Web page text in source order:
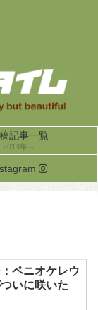
記事一覧
2013年～
ペニオケレウ
いに咲いた